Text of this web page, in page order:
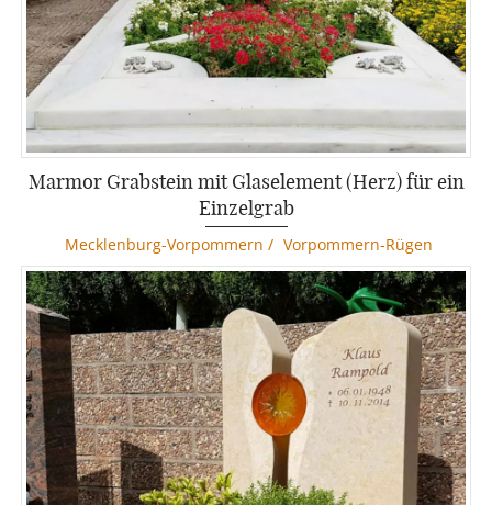
Marmor Grabstein mit Glaselement (Herz) für ein
Einzelgrab
Mecklenburg-Vorpommern / Vorpommern-Rügen